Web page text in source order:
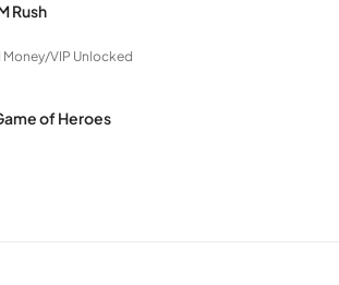
นเกมเมื่อพูดถึงสิ่งนี้ทุกคนรู้
ช่น Tencent, NetEase, …
โอนไปยังสมาร์ทโฟนเพื่อ
Rush
VIP Unlocked
of Heroes